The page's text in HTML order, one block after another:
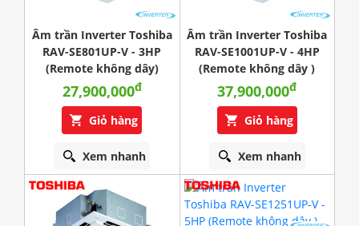
Âm trần Inverter Toshiba
RAV-SE801UP-V - 3HP
(Remote không dây)
27,900,000đ
Giỏ hàng
Xem nhanh
Âm trần Inverter Toshiba
RAV-SE1001UP-V - 4HP
(Remote không dây )
37,900,000đ
Giỏ hàng
Xem nhanh